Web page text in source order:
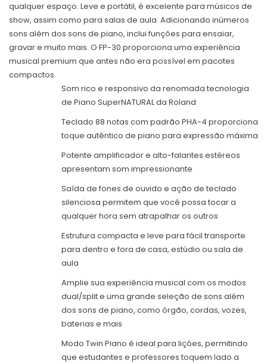
qualquer espaço. Leve e portátil, é excelente para músicos de
show, assim como para salas de aula. Adicionando inúmeros
sons além dos sons de piano, inclui funções para ensaiar,
gravar e muito mais. O FP-30 proporciona uma experiência
musical premium que antes não era possível em pacotes
compactos.
Som rico e responsivo da renomada tecnologia
de Piano SuperNATURAL da Roland
Teclado 88 notas com padrão PHA-4 proporciona
toque autêntico de piano para expressão máxima
Potente amplificador e alto-falantes estéreos
apresentam som impressionante
Saída de fones de ouvido e ação de teclado
silenciosa permitem que você possa tocar a
qualquer hora sem atrapalhar os outros
Estrutura compacta e leve para fácil transporte
para dentro e fora de casa, estúdio ou sala de
aula
Amplie sua experiência musical com os modos
dual/split e uma grande seleção de sons além
dos sons de piano, como órgão, cordas, vozes,
baterias e mais
Modo Twin Piano é ideal para lições, permitindo
que estudantes e professores toquem lado a